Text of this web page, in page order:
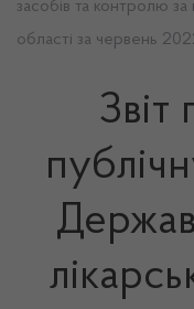
засобів та контролю
області за червень